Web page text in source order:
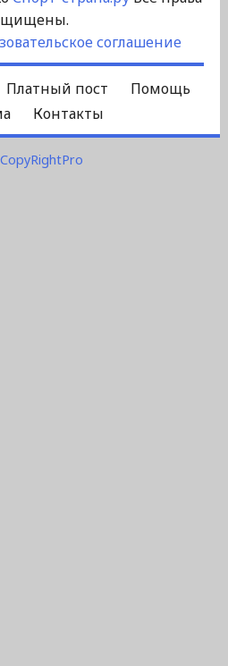
соглашение
Платный пост
Помощь
Контакты